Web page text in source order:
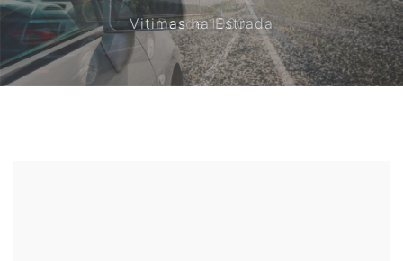
Vitimas na Estrada